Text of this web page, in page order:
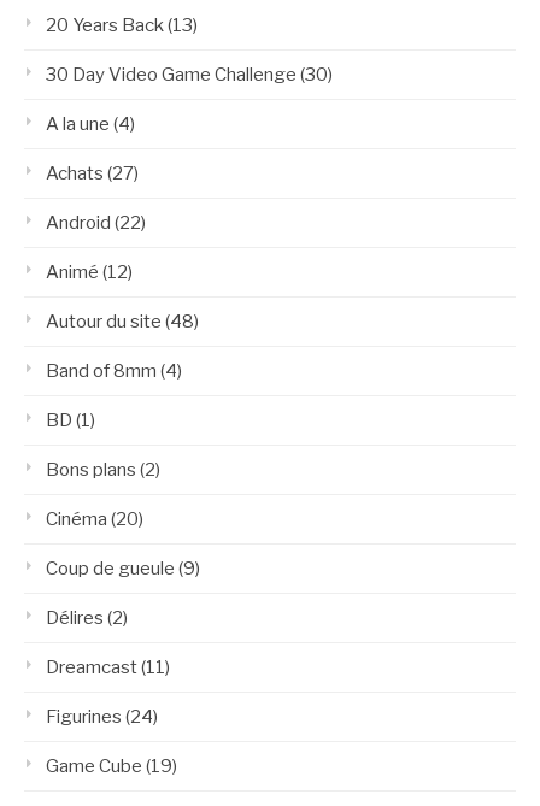
20 Years Back(13)
30 Day Video Game Challenge (30)
A la une (4)
Achats (27)
Android (22)
Animé (12)
Autour du site (48)
Band of 8mm (4)
BD (1)
Bons plans (2)
Cinéma (20)
Coup de gueule (9)
Délires (2)
Dreamcast(11)
Figurines (24)
Game Cube (19)